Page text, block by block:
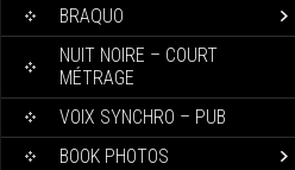
BRAQUO
NUIT NOIRE – COURT
MÉTRAGE
VOIX SYNCHRO – PUB
BOOK PHOTOS